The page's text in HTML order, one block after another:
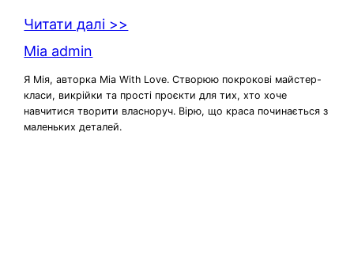
Читати далі >>
Mia admin
Я Мія, авторка Mia With Love. Створюю покрокові майстер-
класи, викрійки та прості проєкти для тих, хто хоче
навчитися творити власноруч. Вірю, що краса починається з
маленьких деталей.